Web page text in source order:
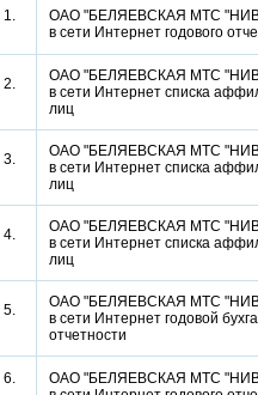
1.
ОАО "БЕЛЯЕВСКАЯ МТС
в сети Интернет годового
2.
ОАО "БЕЛЯЕВСКАЯ МТС
в сети Интернет списка
лиц
3.
ОАО "БЕЛЯЕВСКАЯ МТС
в сети Интернет списка
лиц
4.
ОАО "БЕЛЯЕВСКАЯ МТС
в сети Интернет списка
лиц
5.
ОАО "БЕЛЯЕВСКАЯ МТС
в сети Интернет годовой
отчетности
6.
ОАО "БЕЛЯЕВСКАЯ МТС